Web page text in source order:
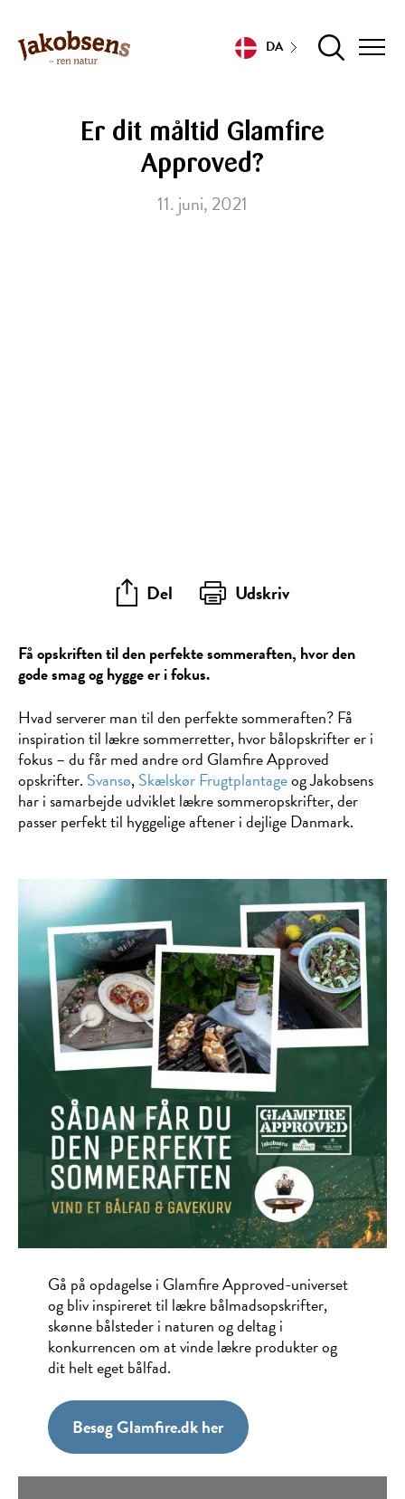
DA
Er dit måltid Glamfire
Approved?
11. juni, 2021
Del Udskriv
Få opskriften til den perfekte sommeraften, hvor den
gode smag og hygge er i fokus.
Hvad serverer man til den perfekte sommeraften? Få
inspiration til lækre sommerretter, hvor bålopskrifter er i
fokus – du får med andre ord Glamfire Approved
opskrifter. Svansø,Skælskør Frugtplantageog Jakobsens
har i samarbejde udviklet lækre sommeropskrifter, der
passer perfekt til hyggelige aftener i dejlige Danmark.
Gå på opdagelse i Glamfire Approved-universet
og bliv inspireret til lækre bålmadsopskrifter,
skønne bålsteder i naturen og deltag i
konkurrencen om at vinde lækre produkter og
dit helt eget bålfad.
Besøg Glamfire.dk her